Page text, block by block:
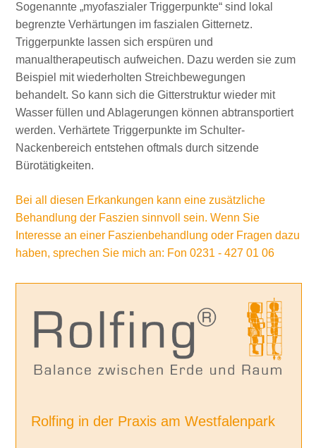
Sogenannte „myofaszialer Triggerpunkte“ sind lokal
begrenzte Verhärtungen im faszialen Gitternetz.
Triggerpunkte lassen sich erspüren und
manualtherapeutisch aufweichen. Dazu werden sie zum
Beispiel mit wiederholten Streichbewegungen
behandelt. So kann sich die Gitterstruktur wieder mit
Wasser füllen und Ablagerungen können abtransportiert
werden. Verhärtete Triggerpunkte im Schulter-
Nackenbereich entstehen oftmals durch sitzende
Bürotätigkeiten.
Bei all diesen Erkankungen kann eine zusätzliche
Behandlung der Faszien sinnvoll sein. Wenn Sie
Interesse an einer Faszienbehandlung oder Fragen dazu
haben, sprechen Sie mich an: Fon 0231 - 427 01 06
Rolfing in der Praxis am Westfalenpark